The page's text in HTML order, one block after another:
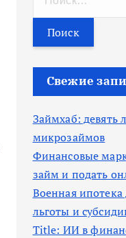
т
и
Свежие
Займхаб: девять
микрозаймов
Финансовые
займ и подать
Военная
льготы и
Title: ИИ в